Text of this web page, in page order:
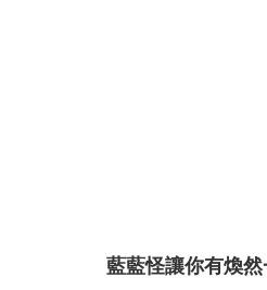
藍藍怪讓你有煥